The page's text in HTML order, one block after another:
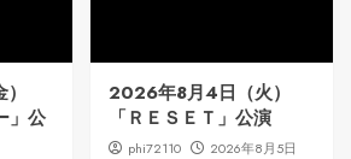
」公
2026年8月4日（火）
「ＲＥＳＥＴ」公演
phi72110
2026年8月5日